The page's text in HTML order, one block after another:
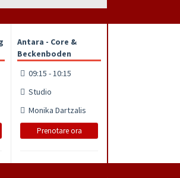
Antara - Core &
Beckenboden
09:15 - 10:15
Studio
Monika Dartzalis
Prenotare ora